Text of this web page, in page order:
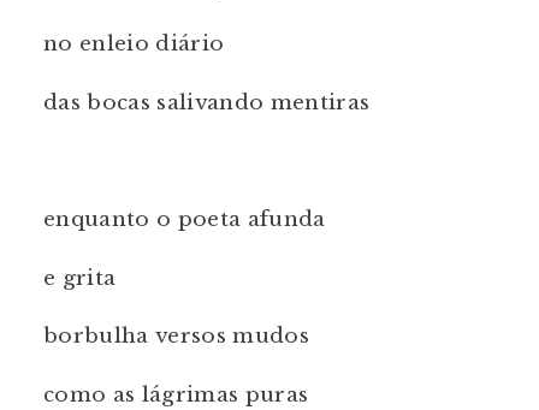
no enleio diário
das bocas salivando mentiras
enquanto o poeta afunda
e grita
borbulha versos mudos
como as lágrimas puras